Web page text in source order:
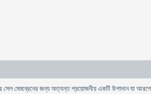
মেমব্রেনের জন্য অত্যন্ত প্রয়োজনীয় একটি উপাদান যা